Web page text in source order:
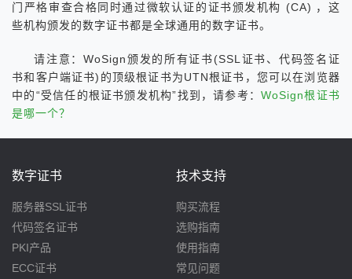
门严格审查合格同时通过微软认证的证书颁发机构 (CA) ，这
些机构颁发的数字证书都是全球通用的数字证书。
请注意：WoSign颁发的所有证书(SSL证书、代码签名证
书和客户端证书)的顶级根证书为UTN根证书，您可以在浏览器
中的“受信任的根证书颁发机构”找到，请参考：WoSign根证书
是哪一个？
数字证书
服务器SSL证书
代码签名证书
PKI产品
ECC证书
技术支持
购买流程
选购指南
使用指南
常见问题